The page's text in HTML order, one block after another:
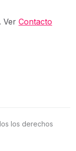
Ver Contacto
los derechos